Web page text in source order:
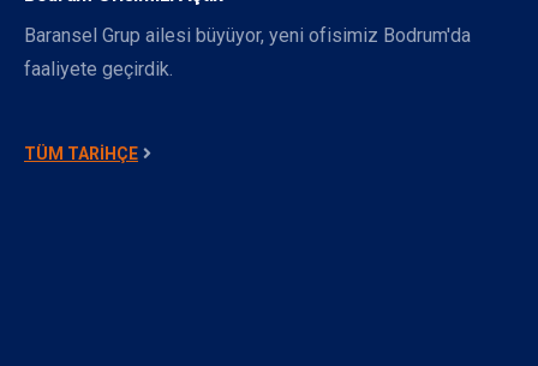
Baransel Grup ailesi büyüyor, yeni ofisimiz Bodrum'da
faaliyete geçirdik.
TÜM TARIHÇE